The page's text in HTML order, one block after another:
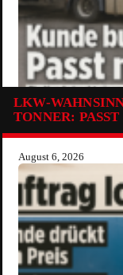
LKW-
TONNER:
August 6, 2026